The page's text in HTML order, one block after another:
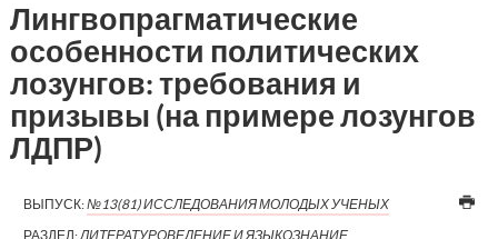
Лингвопрагматические
особенности политических
лозунгов: требования и
призывы (на примере лозунгов
ЛДПР)
ВЫПУСК:№13(81) ИССЛЕДОВАНИЯ МОЛОДЫХ УЧЕНЫХ
РАЗДЕЛ:ЛИТЕРАТУРОВЕДЕНИЕ И ЯЗЫКОЗНАНИЕ